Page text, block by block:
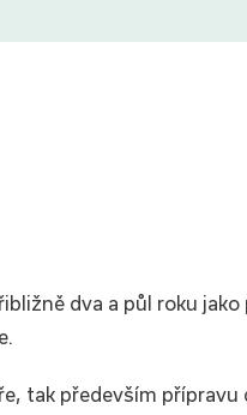
dva a půl roku
tak především